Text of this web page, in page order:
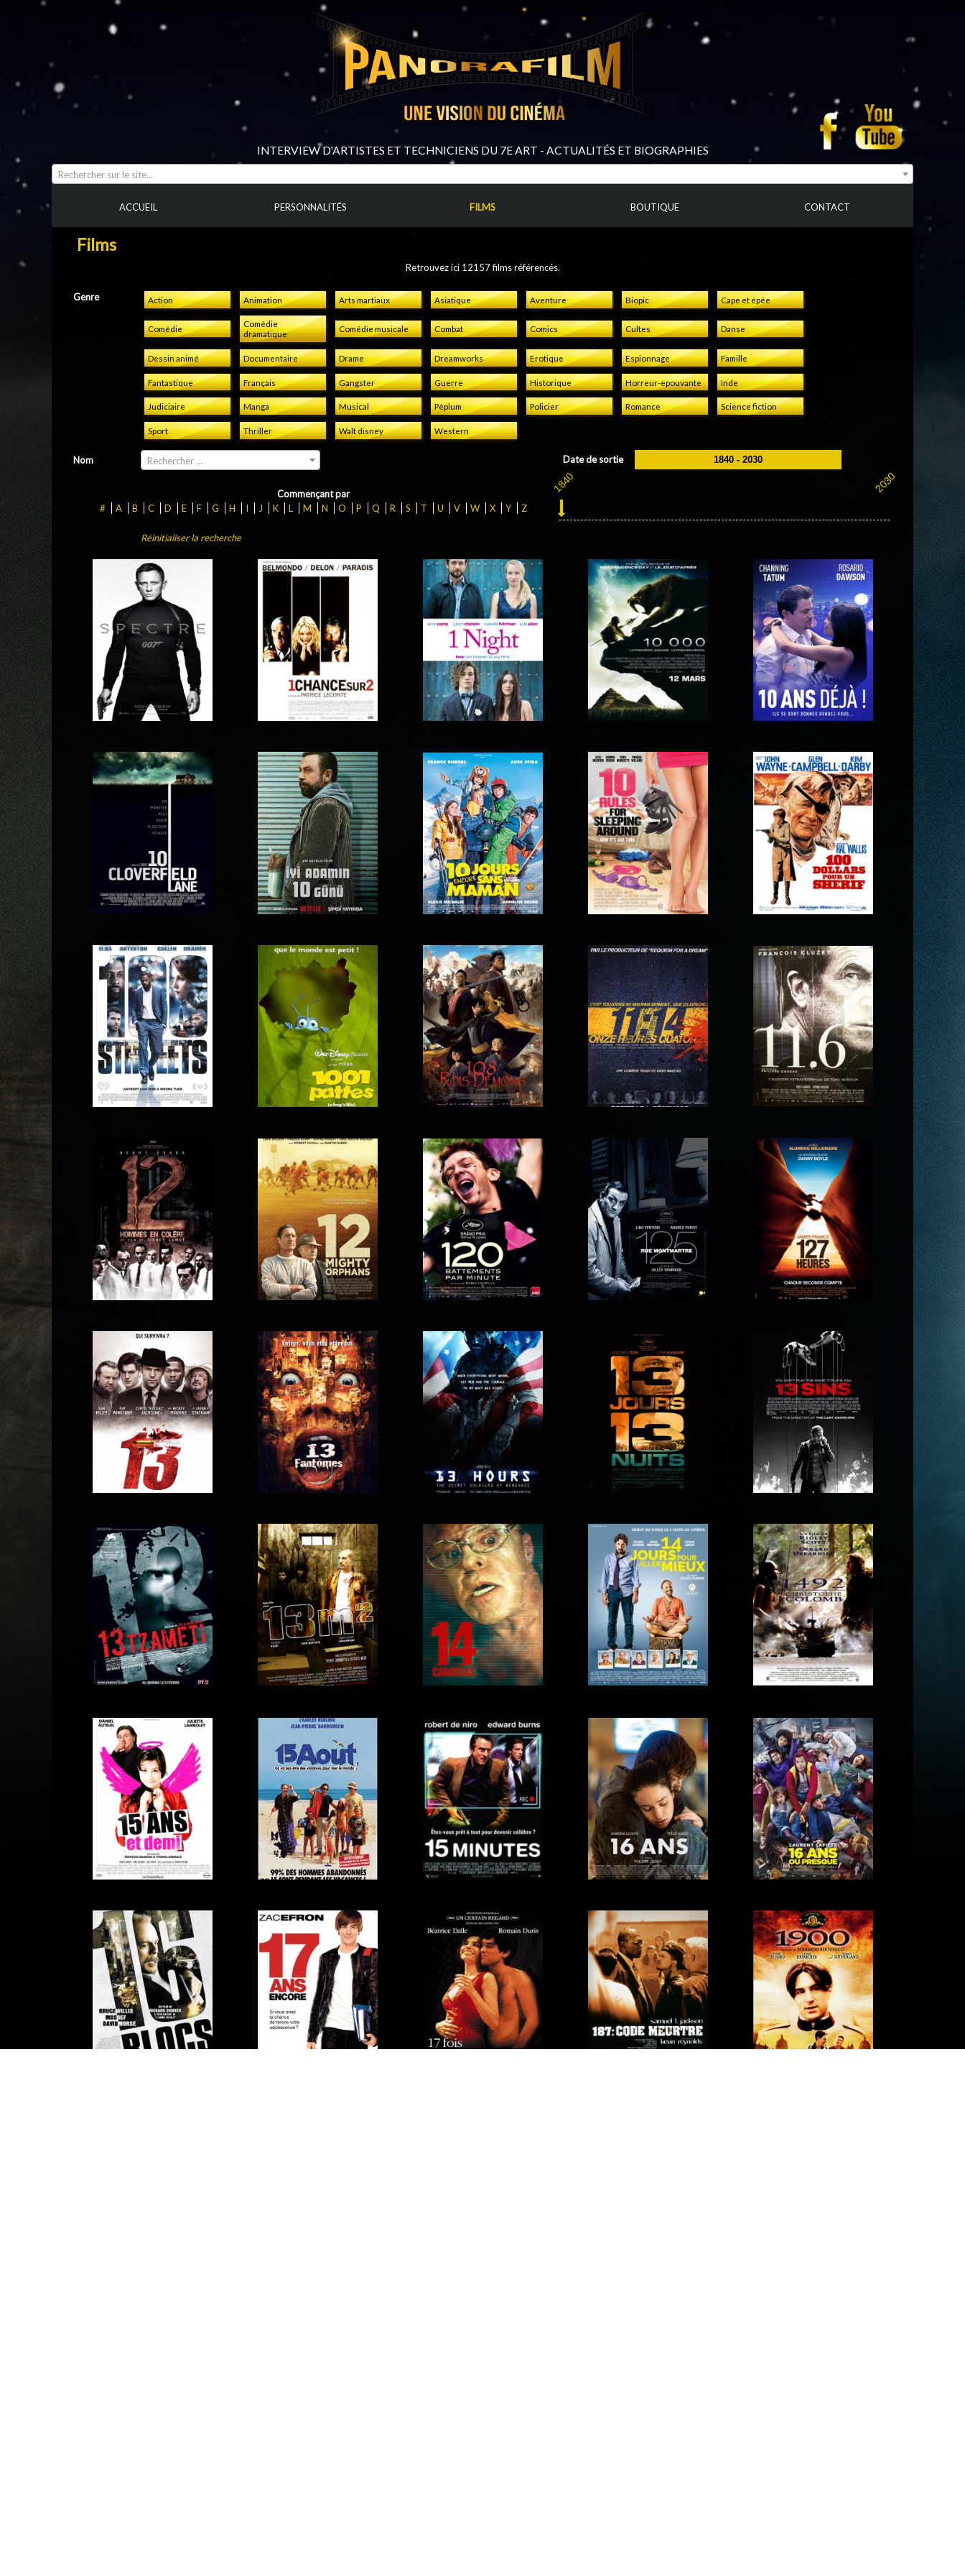
INTERVIEW D'ARTISTES ET TECHNICIENS DU 7E ART - ACTUALITÉS ET BIOGRAPHIES
Rechercher sur le site...
ACCUEIL PERSONNALITÉS FILMS BOUTIQUE CONTACT
Films
Retrouvez ici 12157 films référencés.
Genre Action Animation Arts martiaux Asiatique Aventure Biopic Cape et épée
Comédie
Comédie
dramatique
Comédie musicale Combat Comics Cultes Danse
Dessin animé Documentaire Drame Dreamworks Erotique Espionnage Famille
Fantastique Français Gangster Guerre Historique Horreur-epouvante Inde
Judiciaire Manga Musical Péplum Policier Romance Science fiction
Sport Thriller Walt disney Western
Nom Rechercher ...
Commençant par
#
A B C D E F G H I J K L M N O P Q R S T U V W X Y Z
Date de sortie
Réinitialiser la recherche
007 Spectre 1 chance sur 2 1 Night 10 000 10 ans déjà
10 Cloverfield Lane 10 jours du côté du bien
10 jours encore sans
maman
10 Rules for Sleeping
Around
100 dollars pour un
shérif
100 Streets 1001 Pattes 108 Rois-Démons
11 : 14 onze heures
quatorze
11.6
12 hommes en colère 12 Mighty Orphans
120 battements par
minute
125, rue Montmartre 127 heures
13 13 fantômes 13 Hours affiche 13 jours, 13 nuits 13 Sins
13 Tzameti 13m² 14 Cameras
14 Jours pour aller
mieux
1492 : Christophe
Colomb
15 ans et demi 15 août 15 minutes 16 Ans 16 ans ou presque